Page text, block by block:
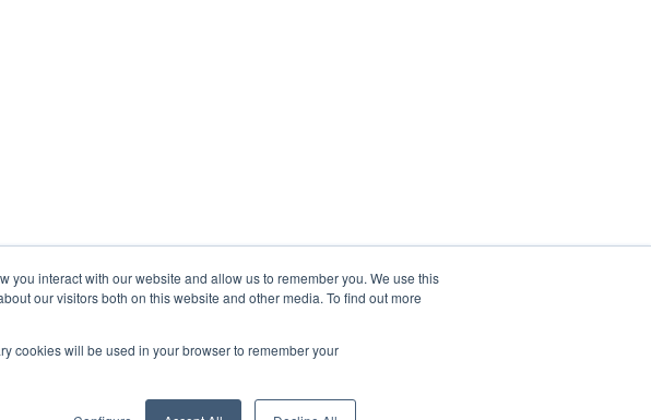
interact with our website and allow us to remember you. We use this
our visitors both on this website and other media. To find out more
cookies will be used in your browser to remember your